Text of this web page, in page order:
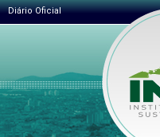
Diário Oficial